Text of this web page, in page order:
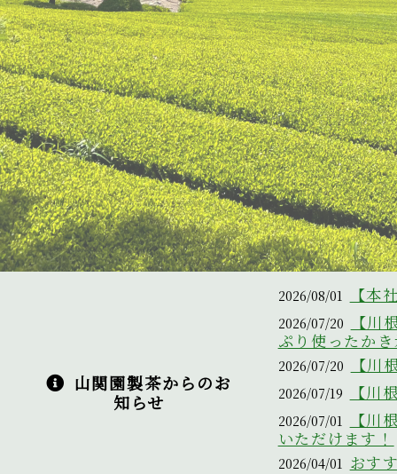
山関園製茶からのお
知らせ
2026/08/01 【本
2026/07/20 【川
ぷり使ったかき
2026/07/20
【川
2026/07/19 【川
2026/07/01 【川
いただけます！
2026/04/01 おす